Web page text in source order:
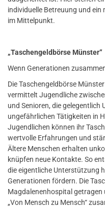
individuelle Betreuung und
im Mittelpunkt.
„Taschengeldbörse Münster“
Wenn Generationen
Die Taschengeldbörse
vermittelt Jugendliche
und Senioren, die
ungefährlichen Tätigkeiten in
Jugendlichen können ihr
wertvolle Erfahrungen und
Ältere Menschen erhalten
knüpfen neue Kontakte. So
die eigentliche Unterstützung
Generationen fördern. Die
Magdalenenhospital
„Von Mensch zu Mensch“